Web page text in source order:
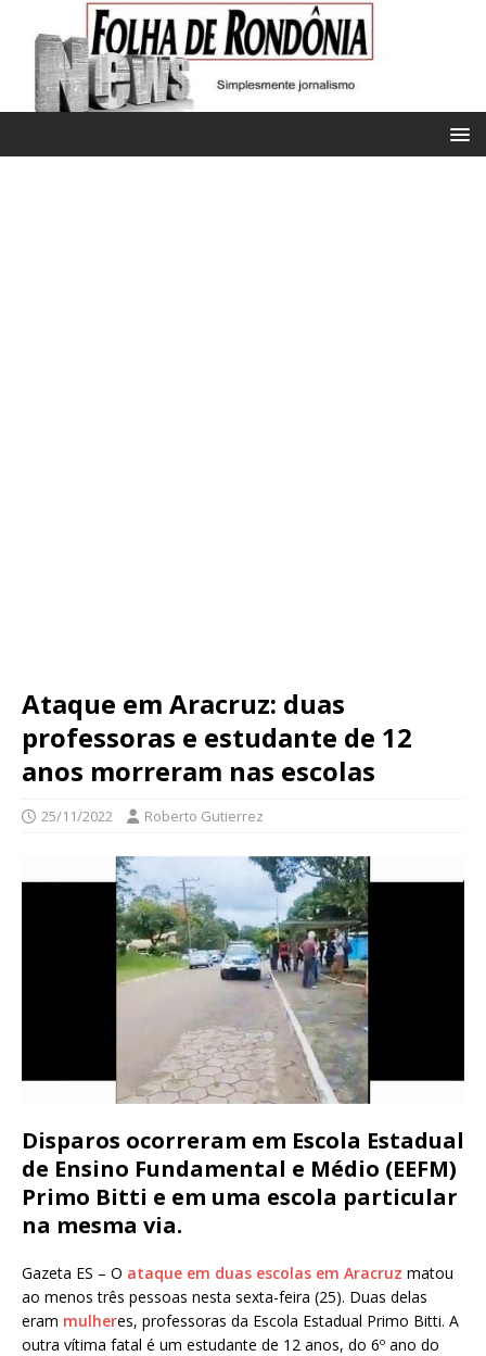
Ataque em Aracruz: duas
professoras e estudante de 12
anos morreram nas escolas
25/11/2022 Roberto Gutierrez
Disparos ocorreram em Escola Estadual
de Ensino Fundamental e Médio (EEFM)
Primo Bitti e em uma escola particular
na mesma via.
Gazeta ES – O ataque em duas escolas em Aracruz matou
ao menos três pessoas nesta sexta-feira (25). Duas delas
eram mulheres, professoras da Escola Estadual Primo Bitti. A
outra vítima fatal é um estudante de 12 anos, do 6º ano do